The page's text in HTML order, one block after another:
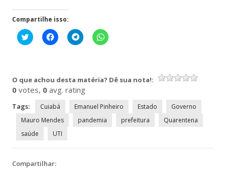
Compartilhe isso:
Clique
para
janela)
Clique
para
janela)
Clique
para
janela)
Clique
para
janela)
O que achou desta matéria? Dê sua nota!:
0 votes, 0 avg. rating
Tags: Cuiabá Emanuel Pinheiro Estado
Governo
Mauro Mendes
pandemia prefeitura
Quarentena
saúde
UTI
Compartilhar: